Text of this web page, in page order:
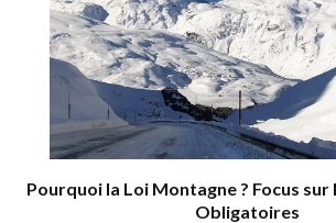
Pourquoi la Loi Montagne ? Focus sur
Obligatoires